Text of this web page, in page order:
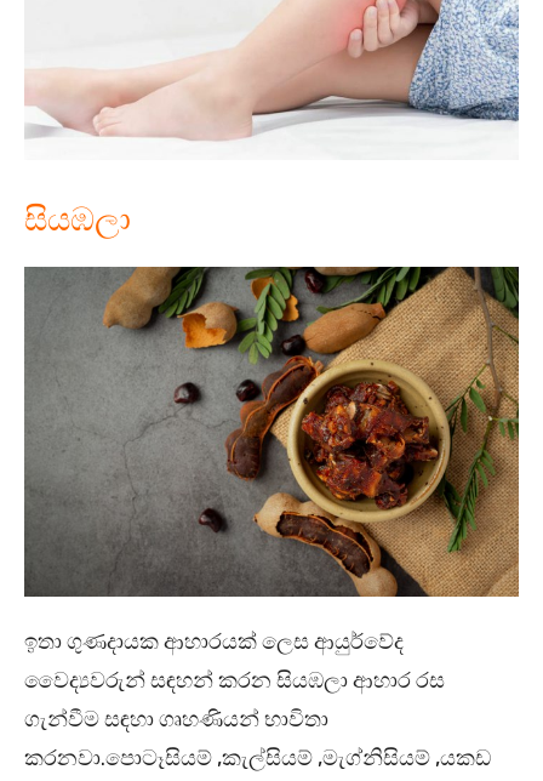
සියඹලා
ඉතා ගුණදායක ආහාරයක් ලෙස ආයුර්වේද
වෛද්‍යවරුන් සඳහන් කරන සියඹලා ආහාර රස
ගැන්වීම සඳහා ගෘහණියන් භාවිතා
කරනවා.පොටෑසියම් ,කැල්සියම් ,මැග්නිසියම් ,යකඩ